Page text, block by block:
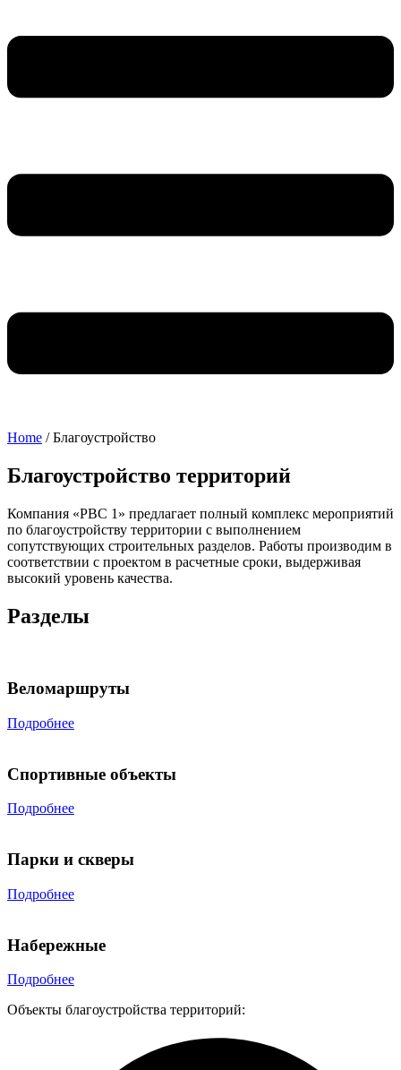
Home / Благоустройство
Благоустройство территорий
Компания «РВС 1» предлагает полный комплекс мероприятий
по благоустройству территории с выполнением
сопутствующих строительных разделов. Работы производим в
соответствии с проектом в расчетные сроки, выдерживая
высокий уровень качества.
Разделы
Веломаршруты
Подробнее
Спортивные объекты
Подробнее
Парки и скверы
Подробнее
Набережные
Подробнее
Объекты благоустройства территорий: